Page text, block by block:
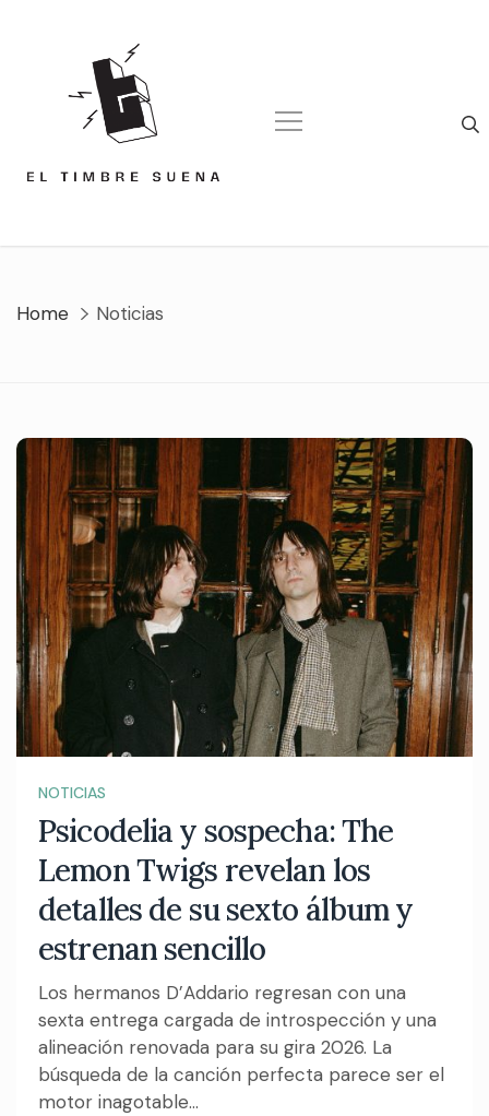
Home Noticias
NOTICIAS
Psicodelia y sospecha: The
Lemon Twigs revelan los
detalles de su sexto álbum y
estrenan sencillo
Los hermanos D’Addario regresan con una
sexta entrega cargada de introspección y una
alineación renovada para su gira 2026. La
búsqueda de la canción perfecta parece ser el
motor inagotable...